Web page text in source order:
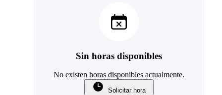
Sin horas disponibles
No existen horas disponibles actualmente.
Solicitar hora